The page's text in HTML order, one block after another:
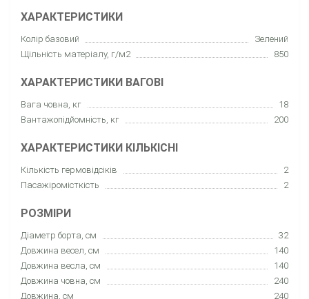
ХАРАКТЕРИСТИКИ
Колір базовий
Зелений
Щільність матеріалу, г/м2
850
ХАРАКТЕРИСТИКИ ВАГОВІ
Вага човна, кг
18
Вантажопідйомність, кг
200
ХАРАКТЕРИСТИКИ КІЛЬКІСНІ
Кількість гермовідсіків
2
Пасажіромісткість
2
РОЗМІРИ
Діаметр борта, см
32
Довжина весел, см
140
Довжина весла, см
140
Довжина човна, см
240
Довжина, см
240